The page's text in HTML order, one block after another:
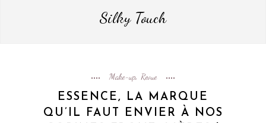
Silky Touch
Make-up, Revue
ESSENCE, LA MARQUE
QU’IL FAUT ENVIER À NOS